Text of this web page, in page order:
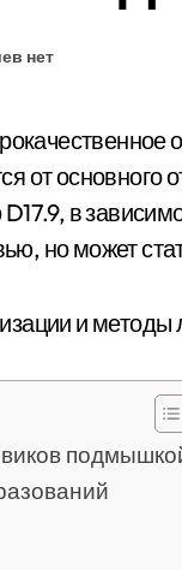
нет
от
в
но может